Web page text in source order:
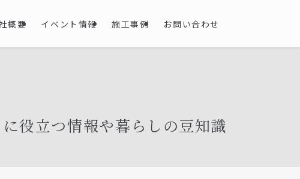
概要 イベント情報 施工事例 お問い合わせ
役立つ情報や暮らしの豆知識